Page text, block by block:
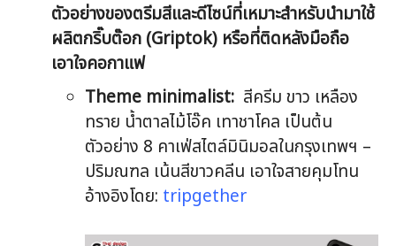
ตัวอย่างของตรีมสีและดีไซน์ที่เหมาะสำหรับนำมาใช้
ผลิตกริ๊บต๊อก (Griptok) หรือที่ติดหลังมือถือ
เอาใจคอกาแฟ
Theme minimalist: สีครีม ขาว เหลือง
ทราย น้ำตาลไม้โอ๊ค เทาชาโคล เป็นต้น
ตัวอย่าง 8 คาเฟ่สไตล์มินิมอลในกรุงเทพฯ –
ปริมณฑล เน้นสีขาวคลีน เอาใจสายคุมโทน
อ้างอิงโดย: tripgether